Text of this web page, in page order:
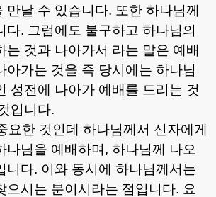
만날 수 있습니다. 또한 하나님께
다. 그럼에도 불구하고 하나님의
는 것과 나아가서 라는 말은 예배
아가는 것을 즉 당시에는 하나님
성전에 나아가 예배를 드리는 것
입니다.
요한 것인데 하나님께서 신자에게
나님을 예배하며 , 하나님께 나오
니다. 이와 동시에 하나님께서는
으시는 분이시라는 점입니다. 요